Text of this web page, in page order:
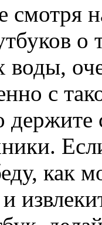
о
воды,
с
держите
как